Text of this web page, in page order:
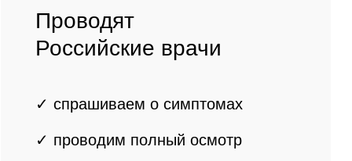
Цены на первичный прием
Консультация российского
врача высшей категории/
к.м.н./ заслуженного врача